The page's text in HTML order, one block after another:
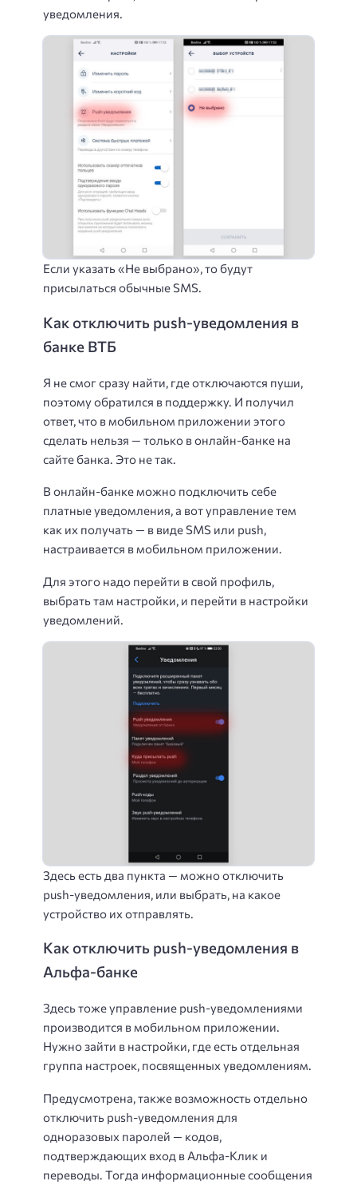
уведомления.
Если указать «Не выбрано», то будут
присылаться обычные SMS.
Как отключить push-уведомления в
банке ВТБ
Я не смог сразу найти, где отключаются пуши,
поэтому обратился в поддержку. И получил
ответ, что в мобильном приложении этого
сделать нельзя — только в онлайн-банке на
сайте банка. Это не так.
В онлайн-банке можно подключить себе
платные уведомления, а вот управление тем
как их получать — в виде SMS или push,
настраивается в мобильном приложении.
Для этого надо перейти в свой профиль,
выбрать там настройки, и перейти в настройки
уведомлений.
Здесь есть два пункта — можно отключить
push-уведомления, или выбрать, на какое
устройство их отправлять.
Как отключить push-уведомления в
Альфа-банке
Здесь тоже управление push-уведомлениями
производится в мобильном приложении.
Нужно зайти в настройки, где есть отдельная
группа настроек, посвященных уведомлениям.
Предусмотрена, также возможность отдельно
отключить push-уведомления для
одноразовых паролей — кодов,
подтверждающих вход в Альфа-Клик и
переводы. Тогда информационные сообщения